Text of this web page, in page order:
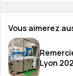
Vous aimerez
Lyon